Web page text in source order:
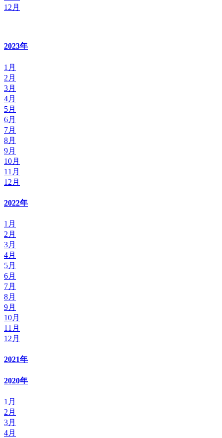
12月
2023年
1月
2月
3月
4月
5月
6月
7月
8月
9月
10月
11月
12月
2022年
1月
2月
3月
4月
5月
6月
7月
8月
9月
10月
11月
12月
2021年
2020年
1月
2月
3月
4月